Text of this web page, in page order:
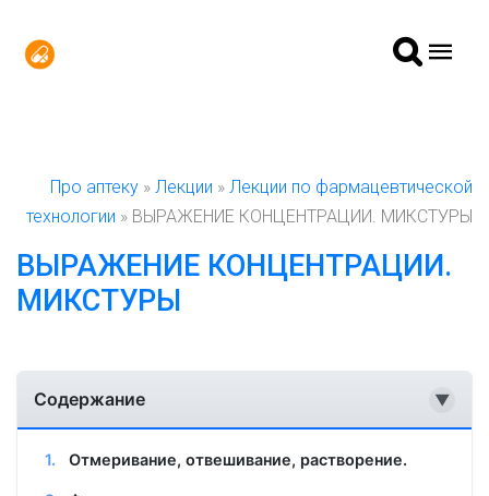
Про аптеку » Лекции » Лекции по фармацевтической
технологии » ВЫРАЖЕНИЕ КОНЦЕНТРАЦИИ. МИКСТУРЫ
ВЫРАЖЕНИЕ КОНЦЕНТРАЦИИ.
МИКСТУРЫ
Содержание ▼
Отмеривание, отвешивание, растворение.